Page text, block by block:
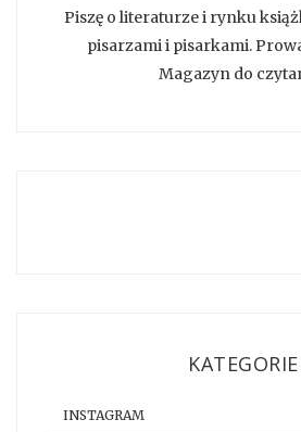
Piszę o literaturze i rynku
pisarzami i pisarkami.
Magazyn do
KATEGORIE
INSTAGRAM